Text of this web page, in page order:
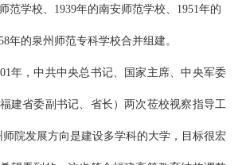
范学校、1939年的南安师范学校、1951年的
年的泉州师范专科学校合并组建。
年，中共中央总书记、国家主席、中央军委
建省委副书记、省长）两次莅校视察指导工
师院发展方向是建设多学科的大学，目标很宏